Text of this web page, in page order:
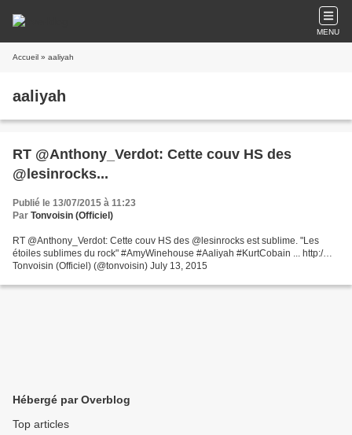
MENU
Accueil » aaliyah
aaliyah
RT @Anthony_Verdot: Cette couv HS des
@lesinrocks...
Publié le 13/07/2015 à 11:23
Par Tonvoisin (Officiel)
RT @Anthony_Verdot: Cette couv HS des @lesinrocks est sublime. "Les
étoiles sublimes du rock" #AmyWinehouse #Aaliyah #KurtCobain ... http:/…
Tonvoisin (Officiel) (@tonvoisin) July 13, 2015
Hébergé par Overblog
Top articles